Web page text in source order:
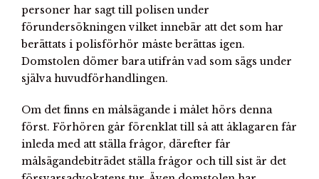
personer har sagt till polisen under
förundersökningen vilket innebär att det som har
berättats i polisförhör måste berättas igen.
Domstolen dömer bara utifrån vad som sägs under
själva huvudförhandlingen.
Om det finns en målsägande i målet hörs denna
först. Förhören går förenklat till så att åklagaren får
inleda med att ställa frågor, därefter får
målsägandebiträdet ställa frågor och till sist är det